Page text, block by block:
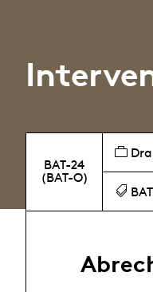
BAT-24
(BAT-O)
BAT